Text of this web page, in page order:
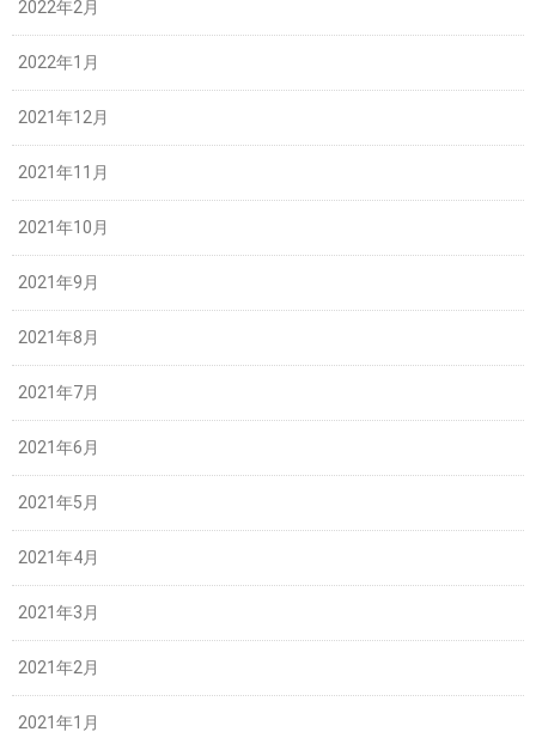
2022年2月
2022年1月
2021年12月
2021年11月
2021年10月
2021年9月
2021年8月
2021年7月
2021年6月
2021年5月
2021年4月
2021年3月
2021年2月
2021年1月